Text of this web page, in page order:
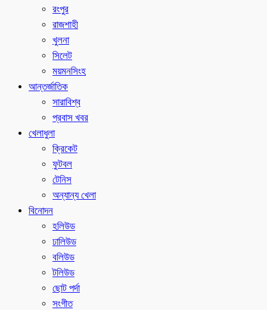
রংপুর
রাজশাহী
খুলনা
সিলেট
ময়মনসিংহ
আন্তর্জাতিক
সারাবিশ্ব
প্রবাস খবর
খেলাধুলা
ক্রিকেট
ফুটবল
টেনিস
অন্যান্য খেলা
বিনোদন
হলিউড
ঢালিউড
বলিউড
টলিউড
ছোট পর্দা
সংগীত